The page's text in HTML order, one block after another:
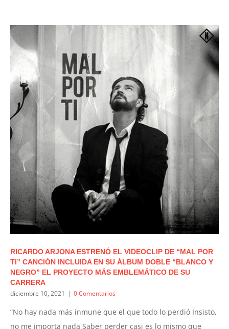
RICARDO ARJONA ESTRENÓ EL VIDEOCLIP DE “MAL POR
TI” CANCIÓN INCLUIDA EN SU ÁLBUM DOBLE “BLANCO Y
NEGRO” EL PROYECTO MÁS EMBLEMÁTICO DE SU
CARRERA
diciembre 10, 2021 | 0 Comentarios
“No hay nada más inmune que el que todo lo perdió Insisto,
no me importa nada Saber perder casi es lo mismo que